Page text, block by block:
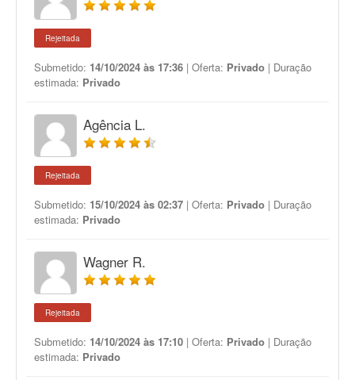
Rejeitada
Submetido: 14/10/2024 às 17:36 | Oferta: Privado | Duração
estimada: Privado
Agência L.
Rejeitada
Submetido: 15/10/2024 às 02:37 | Oferta: Privado | Duração
estimada: Privado
Wagner R.
Rejeitada
Submetido: 14/10/2024 às 17:10 | Oferta: Privado | Duração
estimada: Privado